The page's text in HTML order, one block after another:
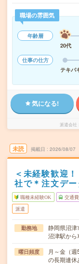
職場の雰囲気
年齢層
20代
仕事の仕方
テキパ
気になる!
派遣会社
未読 掲載日 2026/08/07
＜未経験歓迎
社で＊注文デ
職種未経験OK 交通
派遣
勤務地
静岡県沼津
沼津駅か
曜日頻度
月～金（
の長期連休